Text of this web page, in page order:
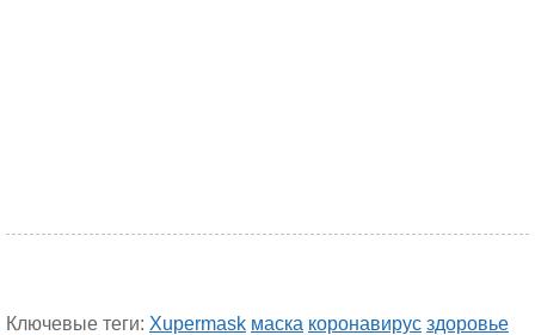
Ключевые теги: Xupermask маска коронавирус здоровье